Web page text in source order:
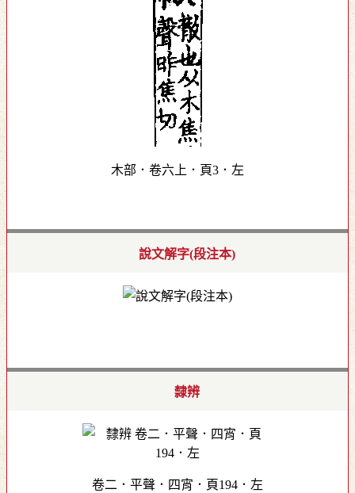
木部．卷六上．頁3．左
說文解字(段注本)
隸辨
卷二．平聲．四宵．頁194．左